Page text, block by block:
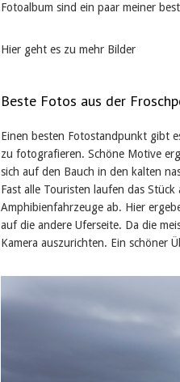
Fotoalbum sind ein paar meiner
Hier geht es zu mehr Bilder
Beste Fotos aus der
Einen besten Fotostandpunkt gibt
zu fotografieren. Schöne Motive
sich auf den Bauch in den kalten
Fast alle Touristen laufen das
Amphibienfahrzeuge ab. Hier
auf die andere Uferseite. Da die
Kamera auszurichten. Ein schöner